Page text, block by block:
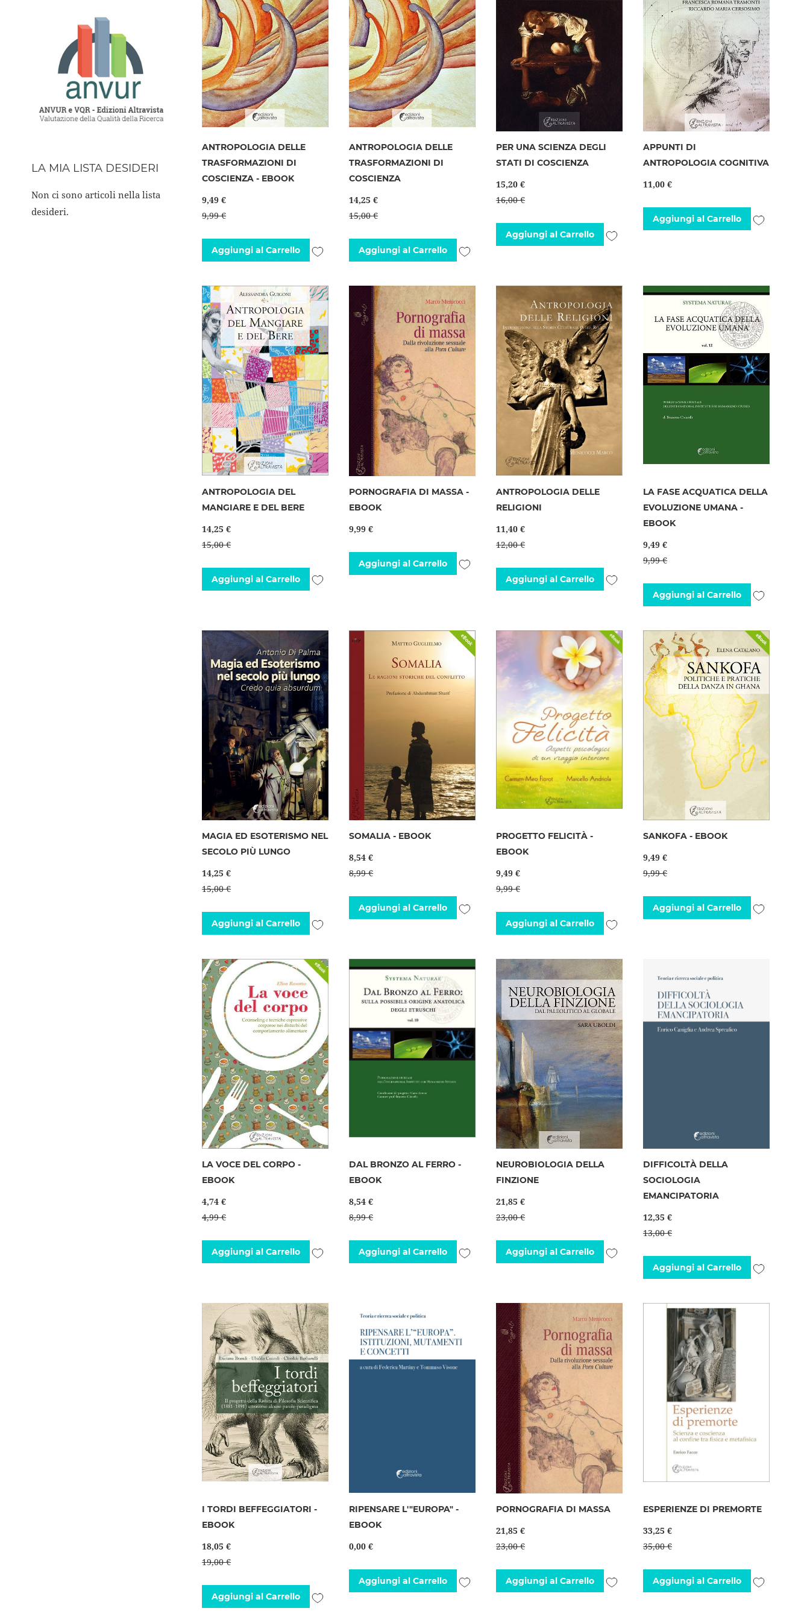
ANTROPOLOGIA DELLE
TRASFORMAZIONI DI
COSCIENZA - EBOOK
9,49 €
9,99 €
Aggiungi al Carrello
Aggiungi
lista
desideri
ANTROPOLOGIA DELLE
TRASFORMAZIONI DI
COSCIENZA
14,25 €
15,00 €
Aggiungi al Carrello
Aggiungi
desideri
PER UNA SCIENZA DEGLI
STATI DI COSCIENZA
15,20 €
16,00 €
Aggiungi al Carrello
Aggiungi
desideri
APPUNTI DI
ANTROPOLOGIA COGNITIVA
11,00 €
Aggiungi al Carrello
Aggiungi
ANTROPOLOGIA DEL
MANGIARE E DEL BERE
14,25 €
15,00 €
Aggiungi al Carrello
Aggiungi
desideri
PORNOGRAFIA DI MASSA -
EBOOK
9,99 €
Aggiungi al Carrello
Aggiungi
ANTROPOLOGIA DELLE
RELIGIONI
11,40 €
12,00 €
Aggiungi al Carrello
Aggiungi
desideri
LA FASE ACQUATICA DELLA
EVOLUZIONE UMANA -
EBOOK
9,49 €
9,99 €
Aggiungi al Carrello
Aggiungi
lista
desideri
MAGIA ED ESOTERISMO NEL
SECOLO PIÙ LUNGO
14,25 €
15,00 €
Aggiungi al Carrello
Aggiungi
lista
desideri
SOMALIA - EBOOK
8,54 €
8,99 €
Aggiungi al Carrello
Aggiungi
desideri
PROGETTO FELICITÀ -
EBOOK
9,49 €
9,99 €
Aggiungi al Carrello
Aggiungi
lista
SANKOFA - EBOOK
9,49 €
9,99 €
Aggiungi al Carrello
Aggiungi
LA VOCE DEL CORPO -
EBOOK
4,74 €
4,99 €
Aggiungi al Carrello
Aggiungi
desideri
DAL BRONZO AL FERRO -
EBOOK
8,54 €
8,99 €
Aggiungi al Carrello
Aggiungi
NEUROBIOLOGIA DELLA
FINZIONE
21,85 €
23,00 €
Aggiungi al Carrello
Aggiungi
DIFFICOLTÀ DELLA
SOCIOLOGIA
EMANCIPATORIA
12,35 €
13,00 €
Aggiungi al Carrello
Aggiungi
I TORDI BEFFEGGIATORI -
EBOOK
18,05 €
19,00 €
Aggiungi al Carrello
Aggiungi
RIPENSARE L'"EUROPA" -
EBOOK
0,00 €
Aggiungi al Carrello
Aggiungi
PORNOGRAFIA DI MASSA
21,85 €
23,00 €
Aggiungi al Carrello
Aggiungi
ESPERIENZE DI PREMORTE
33,25 €
35,00 €
Aggiungi al Carrello
Aggiungi
LA MIA LISTA DESIDERI
Non ci sono articoli nella lista
desideri.